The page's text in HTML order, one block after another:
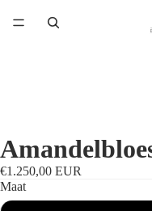
€1.250,00 EUR
Maat